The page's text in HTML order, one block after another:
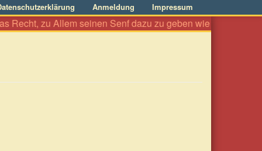
Anmeldung Impressum
seinen Senf dazu zu geben wie an einer Würstelbude.